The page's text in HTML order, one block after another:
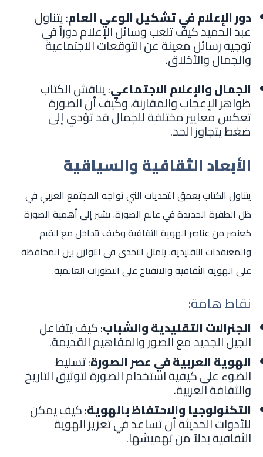
دور الإعلام في تشكيل الوعي العام: يتناول
عبد الحميد كيف تلعب وسائل الإعلام دوراً في
توجيه رسائل معينة عن التوقعات الاجتماعية
والجمال والأخلاق.
الجمال والإعلام الاجتماعي: يناقش الكتاب
ظواهر الإعجاب والمقارنة، وكيف أن الصورة
تعكس معايير مختلفة للجمال قد تؤدي إلى
ضغط يتجاوز الحد.
الأبعاد الثقافية والسياقية
يتناول الكتاب بعمق التحديات التي تواجه المجتمع العربي في
ظل الطفرة الجديدة في عالم الصورة. يشير إلى أهمية الصورة
كعنصر من عناصر الهوية الثقافية وكيف تتداخل مع القيم
والمعتقدات التقليدية. يتمثل التحدي في التوازن بين المحافظة
على الهوية الثقافية والانفتاح على التطورات العالمية.
نقاط هامة:
الجنرالات التقليدية والشباب: كيف يتفاعل
الجيل الجديد مع الصور والمفاهيم القديمة.
الهوية العربية في عصر الصورة: تسليط
الضوء على كيفية استخدام الصورة لتوثيق التاريخ
والثقافة العربية.
التكنولوجيا والاحتفاظ بالهوية: كيف يمكن
للأدوات الحديثة أن تساعد في تعزيز الهوية
الثقافية بدلاً من تهميشها.